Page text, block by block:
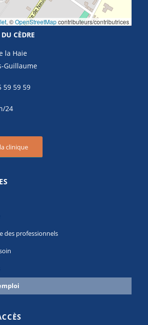
, ©OpenStreetMapcontributeurs/contributrices
CÈDRE
la Haie
Guillaume
59 59 59
24
clinique
des professionnels